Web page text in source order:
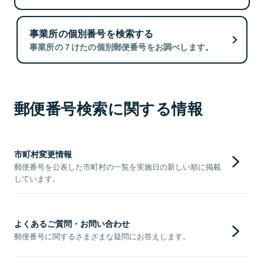
事業所の個別番号を検索する
事業所の７けたの個別郵便番号をお調べします。
郵便番号検索に関する情報
市町村変更情報
郵便番号を公表した市町村の一覧を実施日の新しい順に掲載
しています。
よくあるご質問・お問い合わせ
郵便番号に関するさまざまな疑問にお答えします。